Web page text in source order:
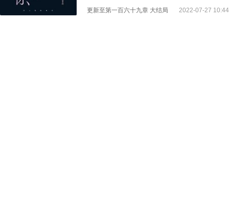
更新至第一百六十九章 大结局 2022-07-27